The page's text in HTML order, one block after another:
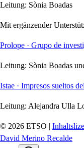
Leitung: Sònia Boadas
Mit ergänzender
Prolope · Grupo de
Leitung: Sònia Boadas
Istae · Impresos sueltos
Leitung: Alejandra Ulla
© 2026 ETSO |
David Merino Recalde